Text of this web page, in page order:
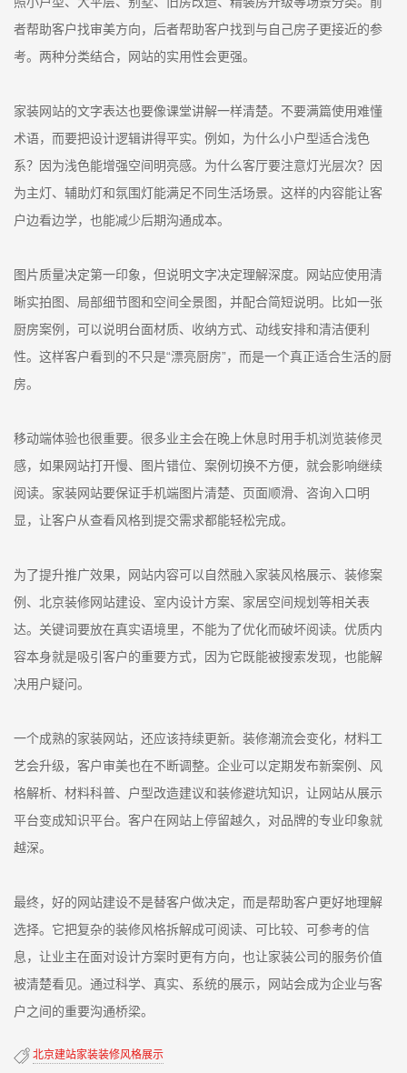
者帮助客户找审美方向，后者帮助客户找到与自己房子更接近的参
考。两种分类结合，网站的实用性会更强。
家装网站的文字表达也要像课堂讲解一样清楚。不要满篇使用难懂
术语，而要把设计逻辑讲得平实。例如，为什么小户型适合浅色
系？因为浅色能增强空间明亮感。为什么客厅要注意灯光层次？因
为主灯、辅助灯和氛围灯能满足不同生活场景。这样的内容能让客
户边看边学，也能减少后期沟通成本。
图片质量决定第一印象，但说明文字决定理解深度。网站应使用清
晰实拍图、局部细节图和空间全景图，并配合简短说明。比如一张
厨房案例，可以说明台面材质、收纳方式、动线安排和清洁便利
性。这样客户看到的不只是“漂亮厨房”，而是一个真正适合生活的厨
房。
移动端体验也很重要。很多业主会在晚上休息时用手机浏览装修灵
感，如果网站打开慢、图片错位、案例切换不方便，就会影响继续
阅读。家装网站要保证手机端图片清楚、页面顺滑、咨询入口明
显，让客户从查看风格到提交需求都能轻松完成。
为了提升推广效果，网站内容可以自然融入家装风格展示、装修案
例、北京装修网站建设、室内设计方案、家居空间规划等相关表
达。关键词要放在真实语境里，不能为了优化而破坏阅读。优质内
容本身就是吸引客户的重要方式，因为它既能被搜索发现，也能解
决用户疑问。
一个成熟的家装网站，还应该持续更新。装修潮流会变化，材料工
艺会升级，客户审美也在不断调整。企业可以定期发布新案例、风
格解析、材料科普、户型改造建议和装修避坑知识，让网站从展示
平台变成知识平台。客户在网站上停留越久，对品牌的专业印象就
越深。
最终，好的网站建设不是替客户做决定，而是帮助客户更好地理解
选择。它把复杂的装修风格拆解成可阅读、可比较、可参考的信
息，让业主在面对设计方案时更有方向，也让家装公司的服务价值
被清楚看见。通过科学、真实、系统的展示，网站会成为企业与客
户之间的重要沟通桥梁。
北京建站家装装修风格展示